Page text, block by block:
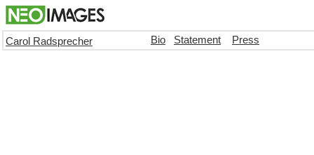
Carol Radsprecher Bio Statement Press